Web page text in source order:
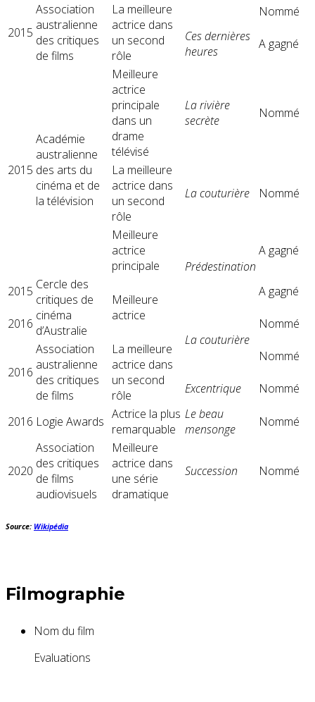
2015
Association
australienne
des critiques
de films
La meilleure
actrice dans
un second
rôle
Nommé
Ces dernières
heures
A gagné
2015
Académie
australienne
des arts du
cinéma et de
la télévision
Meilleure
actrice
principale
dans un
drame
télévisé
La rivière
secrète
Nommé
La meilleure
actrice dans
un second
rôle
La couturière Nommé
Meilleure
actrice
principale
Prédestination
A gagné
2015 Cercle des
critiques de
cinéma
d’Australie
Meilleure
actrice
A gagné
2016
La couturière
Nommé
2016
Association
australienne
des critiques
de films
La meilleure
actrice dans
un second
rôle
Nommé
Excentrique Nommé
2016 Logie Awards Actrice la plus
remarquable
Le beau
mensonge
Nommé
2020
Association
des critiques
de films
audiovisuels
Meilleure
actrice dans
une série
dramatique
Succession Nommé
Source: Wikipédia
Filmographie
Nom du film
Evaluations